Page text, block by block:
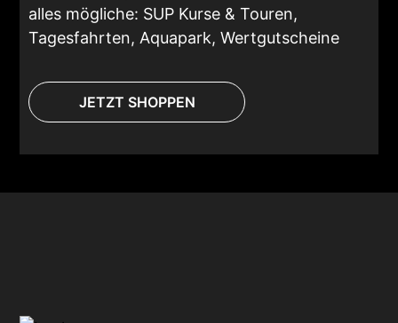
alles mögliche: SUP Kurse & Touren,
Tagesfahrten, Aquapark, Wertgutscheine
JETZT SHOPPEN